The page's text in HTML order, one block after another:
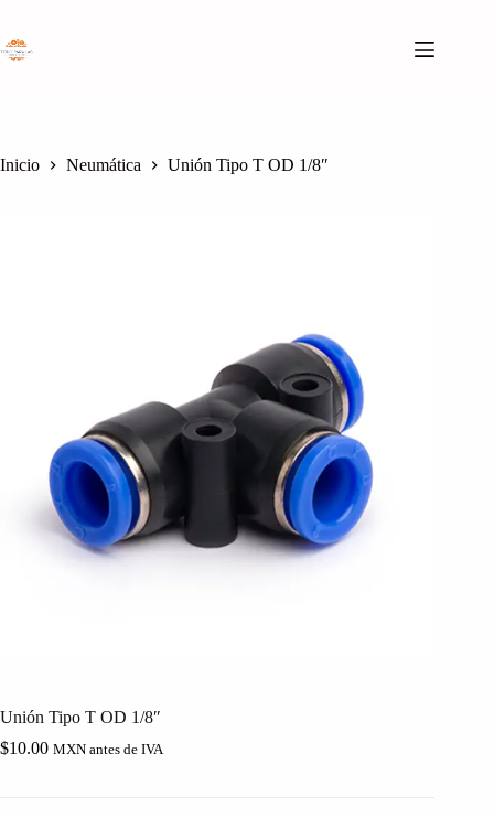
contenido
Inicio Neumática Unión Tipo T OD 1/8″
Unión Tipo T OD 1/8″
$10.00 MXN antes de IVA